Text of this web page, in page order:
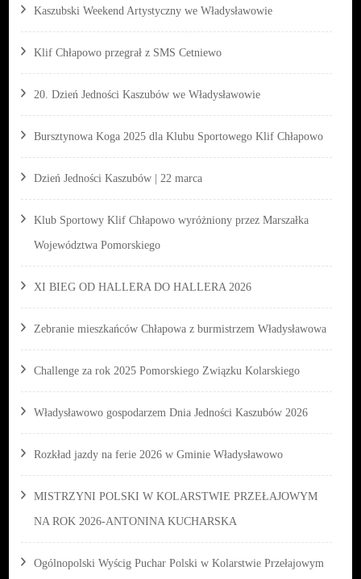
Kaszubski Weekend Artystyczny we Władysławowie
Klif Chłapowo przegrał z SMS Cetniewo
20. Dzień Jedności Kaszubów we Władysławowie
Bursztynowa Koga 2025 dla Klubu Sportowego Klif Chłapowo
Dzień Jedności Kaszubów | 22 marca
Klub Sportowy Klif Chłapowo wyróżniony przez Marszałka
Województwa Pomorskiego
XI BIEG OD HALLERA DO HALLERA 2026
Zebranie mieszkańców Chłapowa z burmistrzem Władysławowa
Challenge za rok 2025 Pomorskiego Związku Kolarskiego
Władysławowo gospodarzem Dnia Jedności Kaszubów 2026
Rozkład jazdy na ferie 2026 w Gminie Władysławowo
MISTRZYNI POLSKI W KOLARSTWIE PRZEŁAJOWYM
NA ROK 2026-ANTONINA KUCHARSKA
Ogólnopolski Wyścig Puchar Polski w Kolarstwie Przełajowym